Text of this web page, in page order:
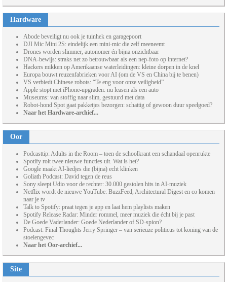
Hardware
Abode beveiligt nu ook je tuinhek en garagepoort
DJI Mic Mini 2S: eindelijk een mini-mic die zelf meeneemt
Drones worden slimmer, autonomer én bijna onzichtbaar
DNA-bewijs: straks net zo betrouwbaar als een nep-foto op internet?
Hackers mikken op Amerikaanse waterleidingen: kleine dorpen in de knel
Europa bouwt reuzenfabrieken voor AI (om de VS en China bij te benen)
VS verbiedt Chinese robots: “Te eng voor onze veiligheid”
Apple stopt met iPhone-upgraden: nu leasen als een auto
Museums: van stoffig naar slim, gestuurd met data
Robot-hond Spot gaat pakketjes bezorgen: schattig of gewoon duur speelgoed?
Naar het Hardware-archief...
Oor
Podcasttip: Adults in the Room – toen de schoolkrant een schandaal openrukte
Spotify rolt twee nieuwe functies uit. Wat is het?
Google maakt AI-liedjes die (bijna) echt klinken
Goliath Podcast: David tegen de reus
Sony sleept Udio voor de rechter: 30.000 gestolen hits in AI-muziek
Netflix wordt de nieuwe YouTube: BuzzFeed, Architectural Digest en co komen
naar je tv
Talk to Spotify: praat tegen je app en laat hem playlists maken
Spotify Release Radar: Minder rommel, meer muziek die écht bij je past
De Goede Vaderlander: Goede Nederlander of SD-spion?
Podcast: Final Thoughts Jerry Springer – van serieuze politicus tot koning van de
stoelengevec
Naar het Oor-archief...
Site